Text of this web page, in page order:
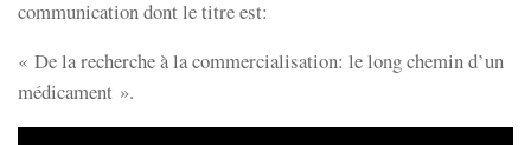
communication dont le titre est:
« De la recherche à la commercialisation: le long chemin d’un
médicament ».